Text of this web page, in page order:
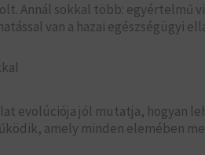
sokkal több: egyértelmű
van a hazai egészségügyi
evolúciója jól mutatja, hogyan
amely minden elemében